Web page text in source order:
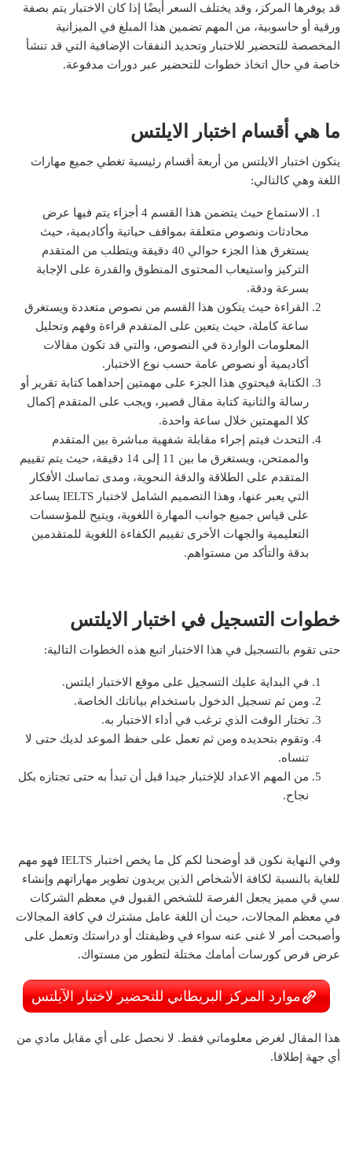
قد يوفرها المركز، وقد يختلف السعر أيضًا إذا كان الاختبار يتم بصفة
ورقية أو حاسوبية، من المهم تضمين هذا المبلغ في الميزانية
المخصصة للتحضير للاختبار وتحديد النفقات الإضافية التي قد تنشأ
خاصة في حال اتخاذ خطوات للتحضير عبر دورات مدفوعة​.
ما هي أقسام اختبار الايلتس
يتكون اختبار الايلتس من أربعة أقسام رئيسية تغطي جميع مهارات
اللغة وهي كالتالي:
الاستماع حيث يتضمن هذا القسم 4 أجزاء يتم فيها عرض
محادثات ونصوص متعلقة بمواقف حياتية وأكاديمية، حيث
يستغرق هذا الجزء حوالي 40 دقيقة ويتطلب من المتقدم
التركيز واستيعاب المحتوى المنطوق والقدرة على الإجابة
بسرعة ودقة.
القراءة حيث يتكون هذا القسم من نصوص متعددة ويستغرق
ساعة كاملة، حيث يتعين على المتقدم قراءة وفهم وتحليل
المعلومات الواردة في النصوص، والتي قد تكون مقالات
أكاديمية أو نصوص عامة حسب نوع الاختبار.
الكتابة فيحتوي هذا الجزء على مهمتين إحداهما كتابة تقرير أو
رسالة والثانية كتابة مقال قصير، ويجب على المتقدم إكمال
كلا المهمتين خلال ساعة واحدة.
التحدث فيتم إجراء مقابلة شفهية مباشرة بين المتقدم
والممتحن، ويستغرق ما بين 11 إلى 14 دقيقة، حيث يتم تقييم
المتقدم على الطلاقة والدقة النحوية، ومدى تماسك الأفكار
التي يعبر عنها، وهذا التصميم الشامل لاختبار IELTS يساعد
على قياس جميع جوانب المهارة اللغوية، ويتيح للمؤسسات
التعليمية والجهات الأخرى تقييم الكفاءة اللغوية للمتقدمين
بدقة والتأكد من مستواهم.
خطوات التسجيل في اختبار الايلتس
حتى تقوم بالتسجيل في هذا الاختبار اتبع هذه الخطوات التالية:
في البداية عليك التسجيل على موقع الاختبار ايلتس.
ومن ثم تسجيل الدخول باستخدام بياناتك الخاصة.
تختار الوقت الذي ترغب في أداء الاختبار به.
وتقوم بتحديده ومن ثم تعمل على حفظ الموعد لديك حتى لا
تنساه.
من المهم الاعداد للإختبار جيدا قبل أن تبدأ به حتى تجتازه بكل
نجاح.
وفي النهاية نكون قد أوضحنا لكم كل ما يخص اختبار IELTS فهو مهم
للغاية بالنسبة لكافة الأشخاص الذين يريدون تطوير مهاراتهم وإنشاء
سي ڤي مميز يجعل الفرصة للشخص القبول في معظم الشركات
في معظم المجالات، حيث أن اللغة عامل مشترك في كافة المجالات
وأصبحت أمر لا غنى عنه سواء في وظيفتك أو دراستك وتعمل على
عرض فرص كورسات أمامك مختلة لتطور من مستواك.
موارد المركز البريطاني للتحضير لاختبار الآيلتس
هذا المقال لغرض معلوماتي فقط. لا نحصل على أي مقابل مادي من
أي جهة إطلاقا.